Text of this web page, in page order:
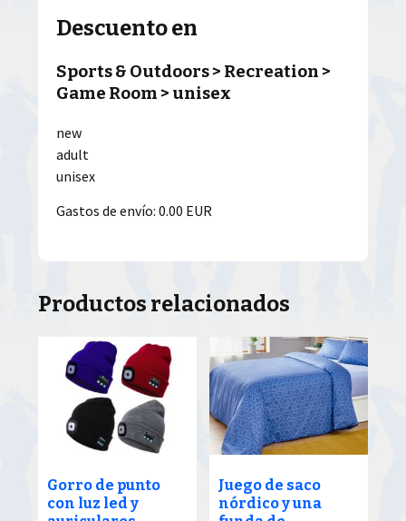
Descuento en
Sports & Outdoors > Recreation >
Game Room > unisex
new
adult
unisex
Gastos de envío: 0.00 EUR
Productos relacionados
Gorro de punto
con luz led y
Juego de saco
nórdico y una